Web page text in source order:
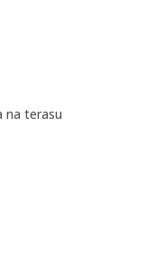
na terasu